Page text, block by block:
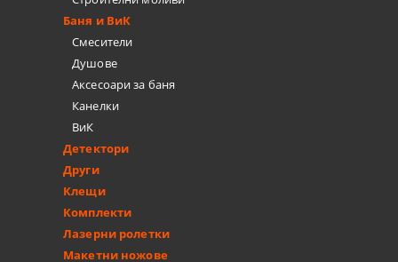
Баня и ВиК
Смесители
Душове
Аксесоари за баня
Канелки
ВиК
Детектори
Други
Клещи
Комплекти
Лазерни ролетки
Макетни ножове